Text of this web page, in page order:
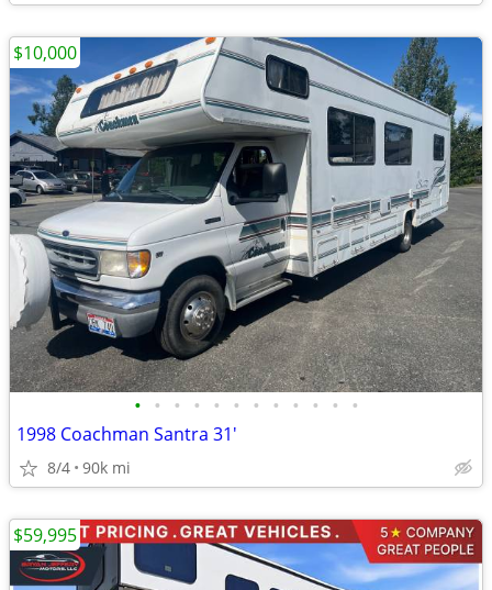
• • • • • • • • • • • •
1998 Coachman Santra 31'
8/4 90k mi
$10,000
$59,995